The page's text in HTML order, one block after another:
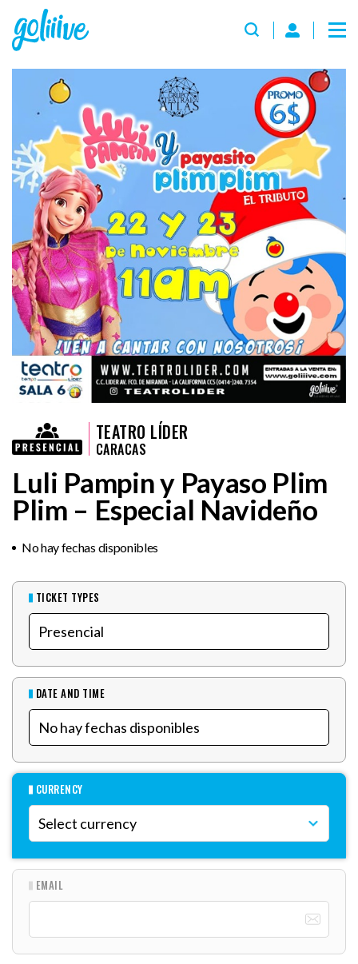
TEATRO LÍDER
CARACAS
Luli Pampin y Payaso Plim
Plim – Especial Navideño
No hay fechas disponibles
TICKET TYPES
DATE AND TIME
CURRENCY
EMAIL